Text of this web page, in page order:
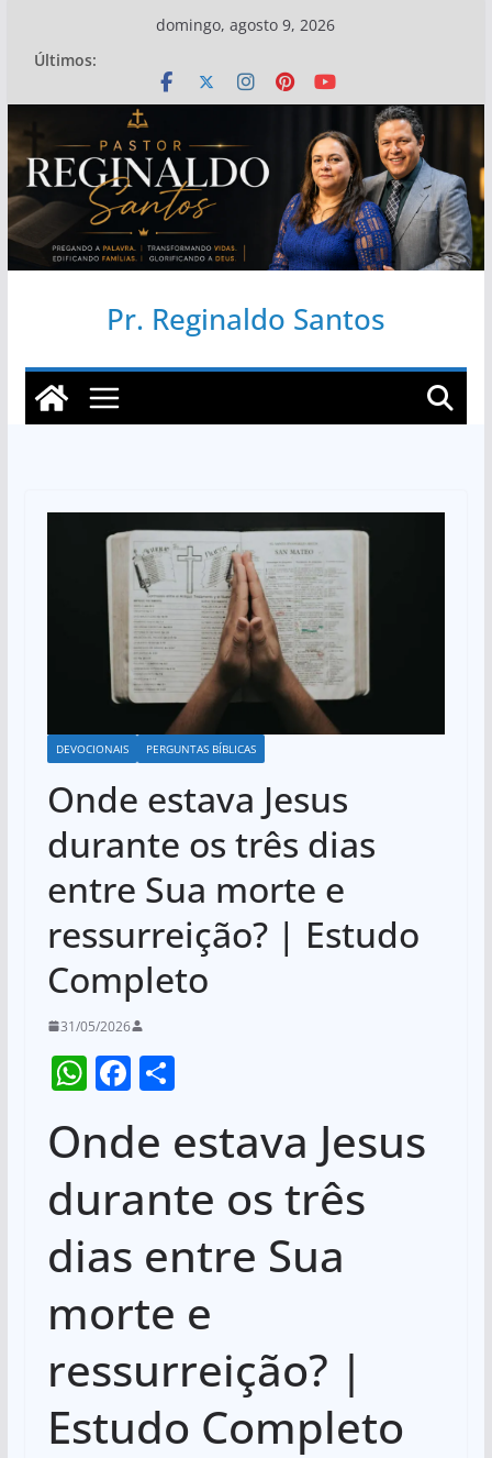
conteúdo
domingo, agosto 9, 2026
Últimos:
Pr. Reginaldo Santos
DEVOCIONAIS PERGUNTAS BÍBLICAS
Onde estava Jesus
durante os três dias
entre Sua morte e
ressurreição? | Estudo
Completo
31/05/2026
W
at
A
p
p
F
c
b
o
o
k
S
ar
e
Onde estava Jesus
durante os três
dias entre Sua
morte e
ressurreição? |
Estudo Completo